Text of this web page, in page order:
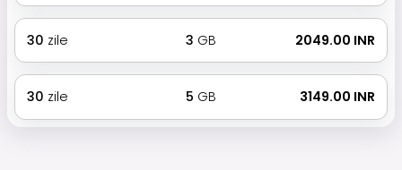
30 zile 3 GB ₹ 2049.00 INR
30 zile 5 GB ₹ 3149.00 INR